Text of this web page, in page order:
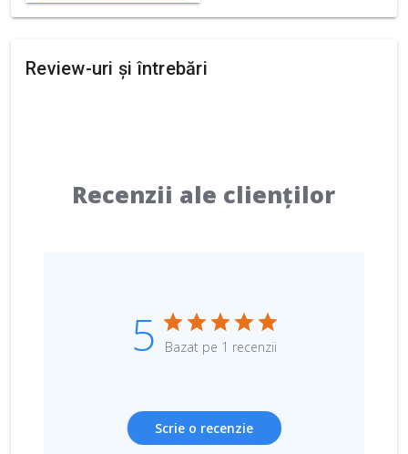
Review-uri și întrebări
Recenzii ale clienților
5 Bazat pe 1 recenzii
Scrie o recenzie